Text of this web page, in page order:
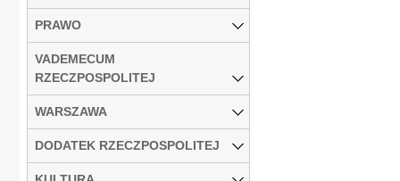
PRAWO
VADEMECUM
RZECZPOSPOLITEJ
WARSZAWA
DODATEK RZECZPOSPOLITEJ